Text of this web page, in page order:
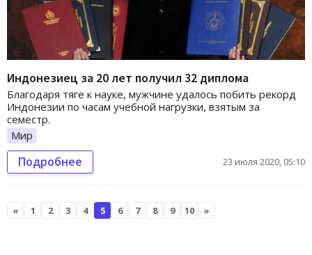
Индонезиец за 20 лет получил 32 диплома
Благодаря тяге к науке, мужчине удалось побить рекорд
Индонезии по часам учебной нагрузки, взятым за
семестр.
Мир
Подробнее 23 июля 2020, 05:10
« 1 2 3 4 5 6 7 8 9 10 »